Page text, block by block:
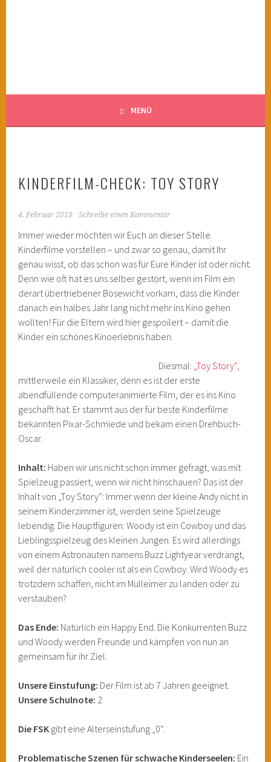
MENÜ
KINDERFILM-CHECK: TOY STORY
4. Februar 2018 Schreibe einen Kommentar
Immer wieder möchten wir Euch an dieser Stelle
Kinderfilme vorstellen – und zwar so genau, damit Ihr
genau wisst, ob das schon was für Eure Kinder ist oder nicht.
Denn wie oft hat es uns selber gestört, wenn im Film ein
derart übertriebener Bösewicht vorkam, dass die Kinder
danach ein halbes Jahr lang nicht mehr ins Kino gehen
wollten! Für die Eltern wird hier gespoilert – damit die
Kinder ein schönes Kinoerlebnis haben.
Diesmal: „Toy Story“,
mittlerweile ein Klassiker, denn es ist der erste
abendfüllende computeranimierte Film, der es ins Kino
geschafft hat. Er stammt aus der für beste Kinderfilme
bekannten Pixar-Schmiede und bekam einen Drehbuch-
Oscar.
Inhalt: Haben wir uns nicht schon immer gefragt, was mit
Spielzeug passiert, wenn wir nicht hinschauen? Das ist der
Inhalt von „Toy Story“: Immer wenn der kleine Andy nicht in
seinem Kinderzimmer ist, werden seine Spielzeuge
lebendig. Die Hauptfiguren: Woody ist ein Cowboy und das
Lieblingsspielzeug des kleinen Jungen. Es wird allerdings
von einem Astronauten namens Buzz Lightyear verdrängt,
weil der natürlich cooler ist als ein Cowboy. Wird Woody es
trotzdem schaffen, nicht im Mülleimer zu landen oder zu
verstauben?
Das Ende: Natürlich ein Happy End. Die Konkurrenten Buzz
und Woody werden Freunde und kämpfen von nun an
gemeinsam für ihr Ziel.
Unsere Einstufung: Der Film ist ab 7 Jahren geeignet.
Unsere Schulnote: 2
Die FSK gibt eine Alterseinstufung „0“.
Problematische Szenen für schwache Kinderseelen: Ein